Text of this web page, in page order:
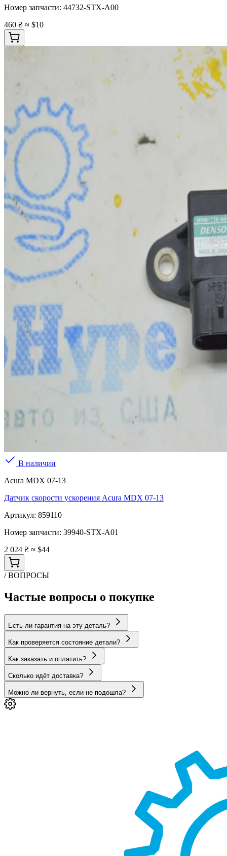
Номер запчасти: 44732-STX-A00
460 ₴ ≈ $10
В наличии
Acura MDX 07-13
Датчик скорости ускорения Acura MDX 07-13
Артикул: 859110
Номер запчасти: 39940-STX-A01
2 024 ₴ ≈ $44
/ ВОПРОСЫ
Частые вопросы о покупке
Есть ли гарантия на эту деталь?
Как проверяется состояние детали?
Как заказать и оплатить?
Сколько идёт доставка?
Можно ли вернуть, если не подошла?